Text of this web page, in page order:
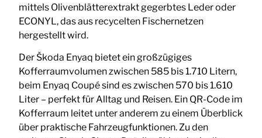
mittels Olivenblätterextrakt gegerbtes Leder oder
ECONYL, das aus recycelten Fischernetzen
hergestellt wird.
Der Škoda Enyaq bietet ein großzügiges
Kofferraumvolumen zwischen 585 bis 1.710 Litern,
beim Enyaq Coupé sind es zwischen 570 bis 1.610
Liter – perfekt für Alltag und Reisen. Ein QR-Code im
Kofferraum leitet unter anderem zu einem Überblick
über praktische Fahrzeugfunktionen. Zu den